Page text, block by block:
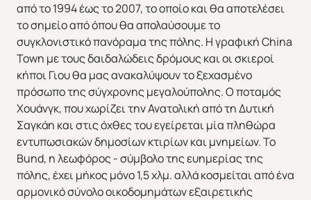
από το 1994 έως το 2007, το οποίο και θα αποτελέσει
το σημείο από όπου θα απολαύσουμε το
συγκλονιστικό πανόραμα της πόλης. Η γραφική China
Town με τους δαιδαλώδεις δρόμους και οι σκιεροί
κήποι Γιου θα μας ανακαλύψουν το ξεχασμένο
πρόσωπο της σύγχρονης μεγαλούπολης. Ο ποταμός
Χουάνγκ, που χωρίζει την Ανατολική από τη Δυτική
Σαγκάη και στις όχθες του εγείρεται μία πληθώρα
εντυπωσιακών δημοσίων κτιρίων και μνημείων. Το
Bund, η λεωφόρος - σύμβολο της ευημερίας της
πόλης, έχει μήκος μόνο 1,5 χλμ. αλλά κοσμείται από ένα
αρμονικό σύνολο οικοδομημάτων εξαιρετικής